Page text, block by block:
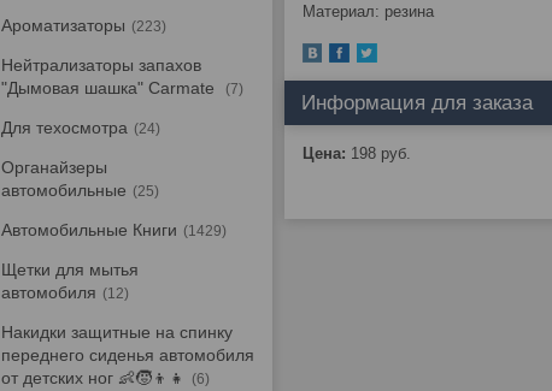
Материал: резина
Информация для заказа
Цена: 198 руб.
Ароматизаторы 223
Нейтрализаторы запахов
"Дымовая шашка" Carmate
7
Для техосмотра 24
Органайзеры
автомобильные
25
Автомобильные Книги 1429
Щетки для мытья
автомобиля
12
Накидки защитные на спинку
переднего сиденья автомобиля
от детских ног 👶🧒👦👧
6